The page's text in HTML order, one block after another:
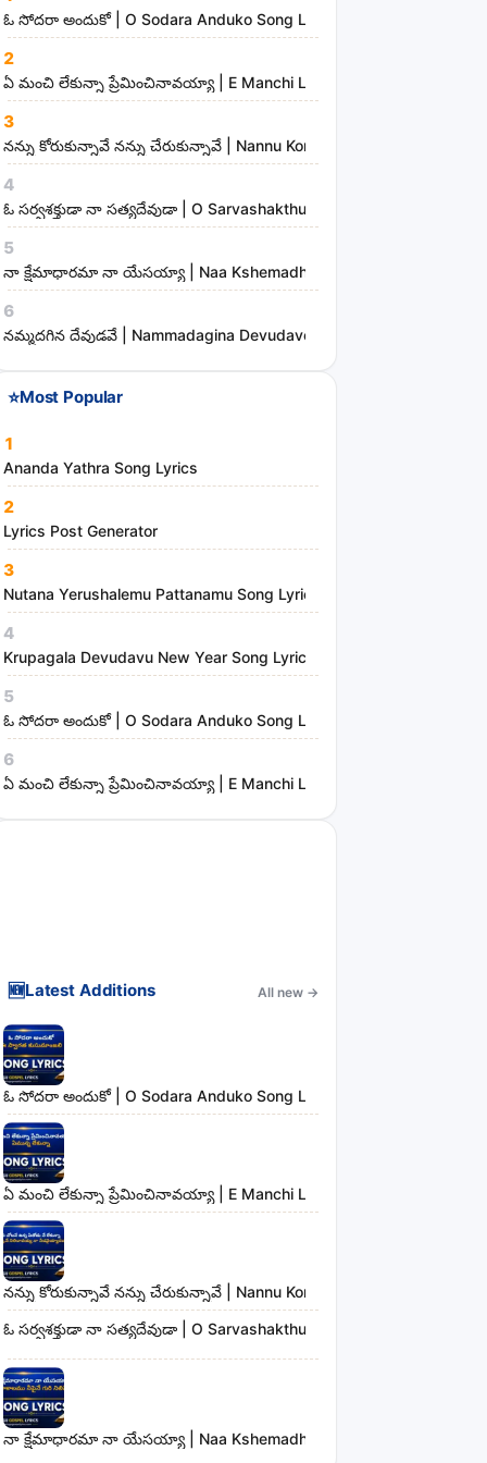
n
d
m
i
n
i
s
t
e
s
ఓ సోదరా అందుకో | O Sodara Anduko Song Lyrics
2
ఏ మంచి లేకున్నా ప్రేమించినావయ్యా | E Manchi Lekunna
3
నన్ను కోరుకున్నావే నన్ను చేరుకున్నావే | Nannu Korukunnaave Nannu
4
ఓ సర్వశక్తుడా నా సత్యదేవుడా | O Sarvashakthudaa Naa Sathyadevudaa
5
నా క్షేమాధారమా నా యేసయ్యా | Naa Kshemadharama Naa Yesayya
6
నమ్మదగిన దేవుడవే | Nammadagina Devudave Song Lyrics
⭐Most Popular
1
Ananda Yathra Song Lyrics
2
Lyrics Post Generator
3
Nutana Yerushalemu Pattanamu Song Lyrics | Hosanna Ministries
4
Krupagala Devudavu New Year Song Lyrics
5
ఓ సోదరా అందుకో | O Sodara Anduko Song Lyrics
6
ఏ మంచి లేకున్నా ప్రేమించినావయ్యా | E Manchi Lekunna
🆕Latest Additions All new →
ఓ సోదరా అందుకో | O Sodara Anduko Song Lyrics
ఏ మంచి లేకున్నా ప్రేమించినావయ్యా | E Manchi Lekunna
నన్ను కోరుకున్నావే నన్ను చేరుకున్నావే | Nannu Korukunnaave Nannu
ఓ సర్వశక్తుడా నా సత్యదేవుడా | O Sarvashakthudaa Naa Sathyadevudaa
నా క్షేమాధారమా నా యేసయ్యా | Naa Kshemadharama Naa Yesayya